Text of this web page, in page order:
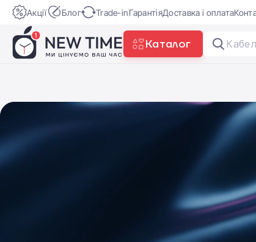
Акції Блог Trade-inГарантіяДоставка і оплата
Каталог Ec